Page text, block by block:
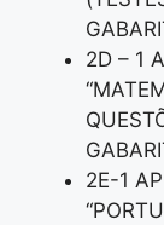
2D – 1
2E-1